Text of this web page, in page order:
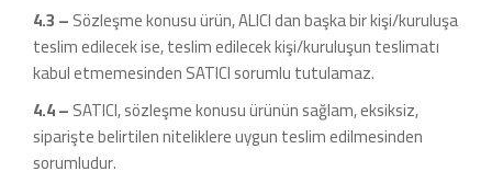
4.3 –Sözleşme konusu ürün, ALICI dan başka bir kişi/kuruluşa
teslim edilecek ise, teslim edilecek kişi/kuruluşun teslimatı
kabul etmemesinden SATICI sorumlu tutulamaz.
4.4 –SATICI, sözleşme konusu ürünün sağlam, eksiksiz,
siparişte belirtilen niteliklere uygun teslim edilmesinden
sorumludur.